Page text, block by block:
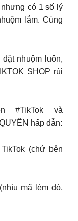
có 1 số lý
lắm. Cùng
nhuộm luôn,
SHOP rùi
#TikTok và
hấp dẫn:
(chứ bên
mã lém đó,